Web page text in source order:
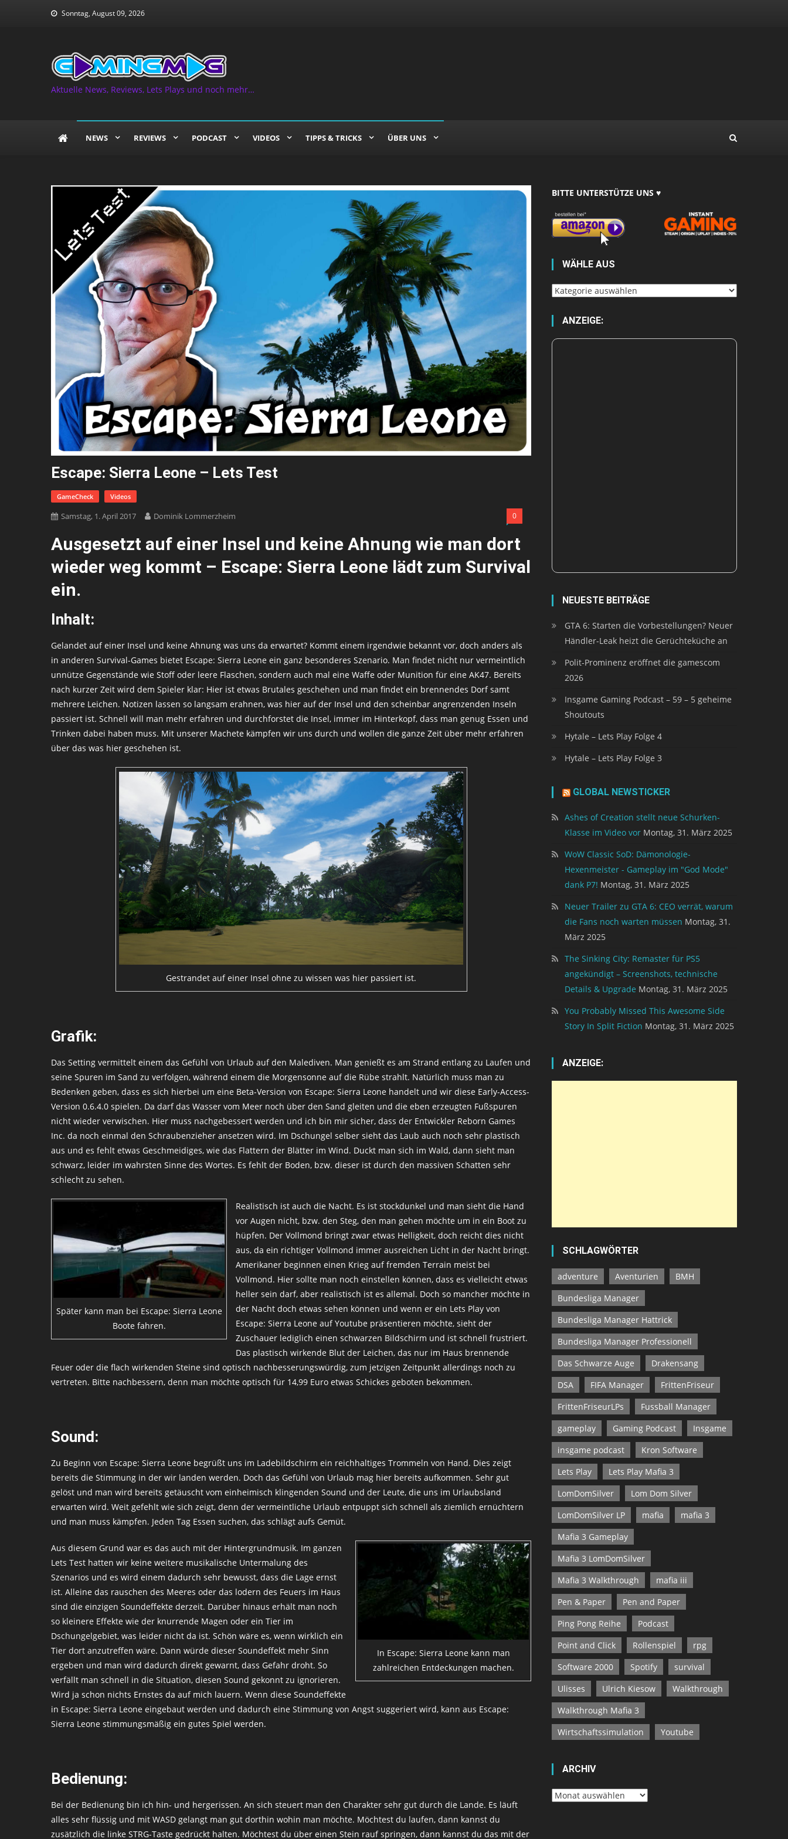
Sonntag, August 09, 2026
Aktuelle News, Reviews, Lets Plays und noch mehr…
NEWS REVIEWS PODCAST VIDEOS TIPPS & TRICKS ÜBER UNS
Escape: Sierra Leone – Lets Test
GameCheck Videos
Samstag, 1. April 2017 Dominik Lommerzheim 0
Ausgesetzt auf einer Insel und keine Ahnung wie man dort
wieder weg kommt – Escape: Sierra Leone lädt zum Survival
ein.
Inhalt:
Gelandet auf einer Insel und keine Ahnung was uns da erwartet? Kommt einem irgendwie bekannt vor, doch anders als
in anderen Survival-Games bietet Escape: Sierra Leone ein ganz besonderes Szenario. Man findet nicht nur vermeintlich
unnütze Gegenstände wie Stoff oder leere Flaschen, sondern auch mal eine Waffe oder Munition für eine AK47. Bereits
nach kurzer Zeit wird dem Spieler klar: Hier ist etwas Brutales geschehen und man findet ein brennendes Dorf samt
mehrere Leichen. Notizen lassen so langsam erahnen, was hier auf der Insel und den scheinbar angrenzenden Inseln
passiert ist. Schnell will man mehr erfahren und durchforstet die Insel, immer im Hinterkopf, dass man genug Essen und
Trinken dabei haben muss. Mit unserer Machete kämpfen wir uns durch und wollen die ganze Zeit über mehr erfahren
über das was hier geschehen ist.
Gestrandet auf einer Insel ohne zu wissen was hier passiert ist.
Grafik:
Das Setting vermittelt einem das Gefühl von Urlaub auf den Malediven. Man genießt es am Strand entlang zu Laufen und
seine Spuren im Sand zu verfolgen, während einem die Morgensonne auf die Rübe strahlt. Natürlich muss man zu
Bedenken geben, dass es sich hierbei um eine Beta-Version von Escape: Sierra Leone handelt und wir diese Early-Access-
Version 0.6.4.0 spielen. Da darf das Wasser vom Meer noch über den Sand gleiten und die eben erzeugten Fußspuren
nicht wieder verwischen. Hier muss nachgebessert werden und ich bin mir sicher, dass der Entwickler Reborn Games
Inc. da noch einmal den Schraubenzieher ansetzen wird. Im Dschungel selber sieht das Laub auch noch sehr plastisch
aus und es fehlt etwas Geschmeidiges, wie das Flattern der Blätter im Wind. Duckt man sich im Wald, dann sieht man
schwarz, leider im wahrsten Sinne des Wortes. Es fehlt der Boden, bzw. dieser ist durch den massiven Schatten sehr
schlecht zu sehen.
Später kann man bei Escape: Sierra Leone
Boote fahren.
Realistisch ist auch die Nacht. Es ist stockdunkel und man sieht die Hand
vor Augen nicht, bzw. den Steg, den man gehen möchte um in ein Boot zu
hüpfen. Der Vollmond bringt zwar etwas Helligkeit, doch reicht dies nicht
aus, da ein richtiger Vollmond immer ausreichen Licht in der Nacht bringt.
Amerikaner beginnen einen Krieg auf fremden Terrain meist bei
Vollmond. Hier sollte man noch einstellen können, dass es vielleicht etwas
heller sein darf, aber realistisch ist es allemal. Doch so mancher möchte in
der Nacht doch etwas sehen können und wenn er ein Lets Play von
Escape: Sierra Leone auf Youtube präsentieren möchte, sieht der
Zuschauer lediglich einen schwarzen Bildschirm und ist schnell frustriert.
Das plastisch wirkende Blut der Leichen, das nur im Haus brennende
Feuer oder die flach wirkenden Steine sind optisch nachbesserungswürdig, zum jetzigen Zeitpunkt allerdings noch zu
vertreten. Bitte nachbessern, denn man möchte optisch für 14,99 Euro etwas Schickes geboten bekommen.
Sound:
Zu Beginn von Escape: Sierra Leone begrüßt uns im Ladebildschirm ein reichhaltiges Trommeln von Hand. Dies zeigt
bereits die Stimmung in der wir landen werden. Doch das Gefühl von Urlaub mag hier bereits aufkommen. Sehr gut
gelöst und man wird bereits getäuscht vom einheimisch klingenden Sound und der Leute, die uns im Urlaubsland
erwarten wird. Weit gefehlt wie sich zeigt, denn der vermeintliche Urlaub entpuppt sich schnell als ziemlich ernüchtern
und man muss kämpfen. Jeden Tag Essen suchen, das schlägt aufs Gemüt.
In Escape: Sierra Leone kann man
zahlreichen Entdeckungen machen.
Aus diesem Grund war es das auch mit der Hintergrundmusik. Im ganzen
Lets Test hatten wir keine weitere musikalische Untermalung des
Szenarios und es wird einem dadurch sehr bewusst, dass die Lage ernst
ist. Alleine das rauschen des Meeres oder das lodern des Feuers im Haus
sind die einzigen Soundeffekte derzeit. Darüber hinaus erhält man noch
so kleinere Effekte wie der knurrende Magen oder ein Tier im
Dschungelgebiet, was leider nicht da ist. Schön wäre es, wenn wirklich ein
Tier dort anzutreffen wäre. Dann würde dieser Soundeffekt mehr Sinn
ergeben und man wird dadurch direkt gewarnt, dass Gefahr droht. So
verfällt man schnell in die Situation, diesen Sound gekonnt zu ignorieren.
Wird ja schon nichts Ernstes da auf mich lauern. Wenn diese Soundeffekte
in Escape: Sierra Leone eingebaut werden und dadurch eine Stimmung von Angst suggeriert wird, kann aus Escape:
Sierra Leone stimmungsmäßig ein gutes Spiel werden.
Bedienung:
Bei der Bedienung bin ich hin- und hergerissen. An sich steuert man den Charakter sehr gut durch die Lande. Es läuft
alles sehr flüssig und mit WASD gelangt man gut dorthin wohin man möchte. Möchtest du laufen, dann kannst du
zusätzlich die linke STRG-Taste gedrückt halten. Möchtest du über einen Stein rauf springen, dann kannst du das mit der
BITTE UNTERSTÜTZE UNS ♥
WÄHLE AUS
Wähle
ANZEIGE:
NEUESTE BEITRÄGE
GTA 6: Starten die Vorbestellungen? Neuer
Händler-Leak heizt die Gerüchteküche an
Polit-Prominenz eröffnet die gamescom
2026
Insgame Gaming Podcast – 59 – 5 geheime
Shoutouts
Hytale – Lets Play Folge 4
Hytale – Lets Play Folge 3
GLOBAL NEWSTICKER
Ashes of Creation stellt neue Schurken-
Klasse im Video vor Montag, 31. März 2025
WoW Classic SoD: Dämonologie-
Hexenmeister - Gameplay im "God Mode"
dank P7! Montag, 31. März 2025
Neuer Trailer zu GTA 6: CEO verrät, warum
die Fans noch warten müssen Montag, 31.
März 2025
The Sinking City: Remaster für PS5
angekündigt – Screenshots, technische
Details & Upgrade Montag, 31. März 2025
You Probably Missed This Awesome Side
Story In Split Fiction Montag, 31. März 2025
ANZEIGE:
SCHLAGWÖRTER
adventure Aventurien
BMH
Bundesliga Manager
Bundesliga Manager Hattrick
Bundesliga Manager Professionell
Das Schwarze Auge
Drakensang
DSA
FIFA Manager
FrittenFriseur
FrittenFriseurLPs
Fussball Manager
gameplay
Gaming Podcast
Insgame
insgame podcast
Kron Software
Lets Play
Lets Play Mafia 3
LomDomSilver
Lom Dom Silver
LomDomSilver LP
mafia
mafia 3
Mafia 3 Gameplay
Mafia 3 LomDomSilver
Mafia 3 Walkthrough
mafia iii
Pen & Paper
Pen and Paper
Ping Pong Reihe
Podcast
Point and Click
Rollenspiel
rpg
Software 2000
Spotify
survival
Ulisses
Ulrich Kiesow
Walkthrough
Walkthrough Mafia 3
Wirtschaftssimulation
Youtube
ARCHIV
Archiv